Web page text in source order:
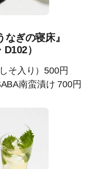
なぎの寝床』
D102）
そ入り）500円
南蛮漬け 700円